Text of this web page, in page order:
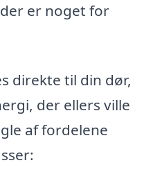
er noget for
direkte til din dør,
der ellers ville
af fordelene